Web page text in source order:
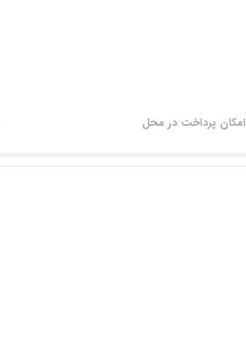
امکان پرداخت در محل